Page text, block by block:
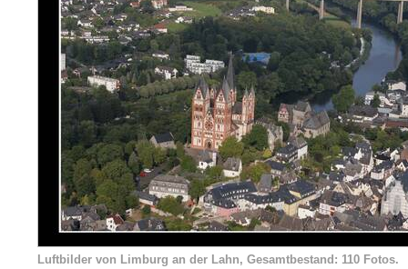
Luftbilder von Limburg an der Lahn, Gesamtbestand: 110 Fotos.